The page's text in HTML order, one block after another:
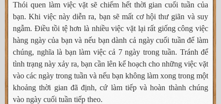
Thói quen làm việc vặt sẽ chiếm hết thời gian cuối tuần của
bạn. Khi việc này diễn ra, bạn sẽ mất cơ hội thư giãn và suy
ngẫm. Điều tồi tệ hơn là nhiều việc vặt lại rất giống công việc
hàng ngày của bạn và nếu bạn dành cả ngày cuối tuần để làm
chúng, nghĩa là bạn làm việc cả 7 ngày trong tuần. Tránh để
tình trạng này xảy ra, bạn cần lên kế hoạch cho những việc vặt
vào các ngày trong tuần và nếu bạn không làm xong trong một
khoảng thời gian đã định, cứ làm tiếp và hoàn thành chúng
vào ngày cuối tuần tiếp theo.